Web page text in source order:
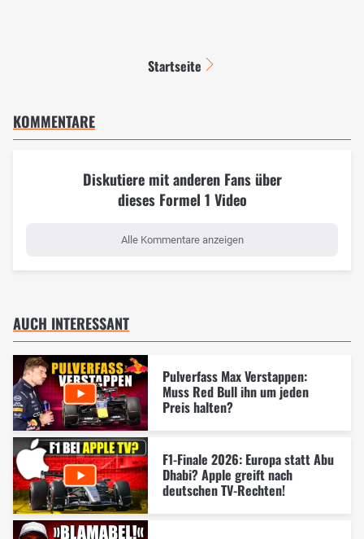
Startseite
KOMMENTARE
Diskutiere mit anderen Fans über
dieses Formel 1 Video
Alle Kommentare anzeigen
AUCH INTERESSANT
Pulverfass Max Verstappen:
Muss Red Bull ihn um jeden
Preis halten?
F1-Finale 2026: Europa statt Abu
Dhabi? Apple greift nach
deutschen TV-Rechten!